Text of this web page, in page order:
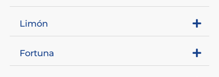
Limón
Fortuna